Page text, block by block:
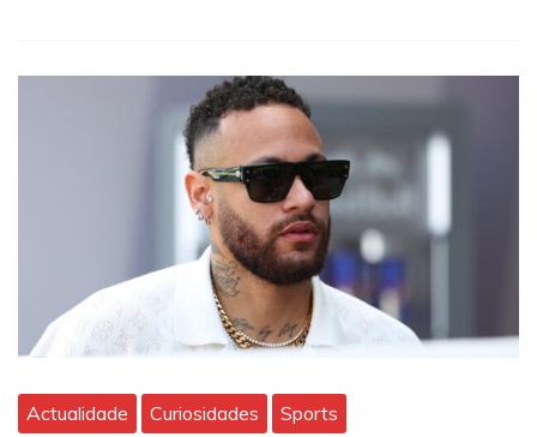
Actualidade Curiosidades Sports